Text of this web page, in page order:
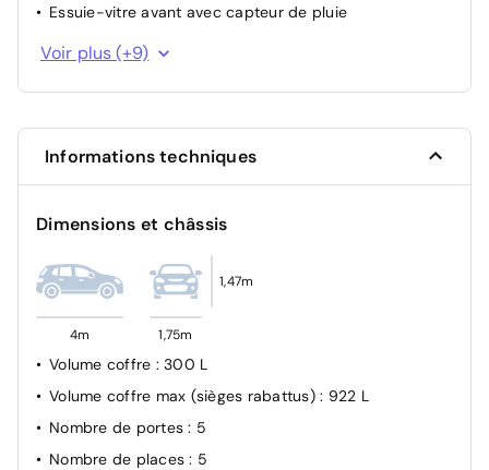
Essuie-vitre avant avec capteur de pluie
Alerte sonore de non bouclage et de débouclage des
ceintures de sécurité AV
Sécurité enfant à l'arrière manuel
3 Fixations ISOFIX sur les 3 sièges AR
Projecteurs LED
Airbag passager avant déconnectable manuellement
Condamnation centralisée des portes
Allumage automatique des feux de croisement
Airbags frontaux AV, latéraux AV et rideaux
Voir plus (+9)
Informations techniques
Dimensions et châssis
4m 1,75m
1,47m
Volume coffre : 300 L
Volume coffre max (sièges rabattus) : 922 L
Nombre de portes: 5
Nombre de places: 5